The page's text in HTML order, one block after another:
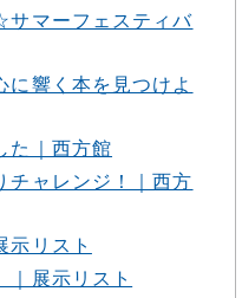
マーフェスティバ
に響く本を見つけよ
た｜西方館
チャレンジ！｜西方
示リスト
｜展示リスト